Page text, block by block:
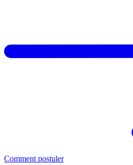
Comment postuler